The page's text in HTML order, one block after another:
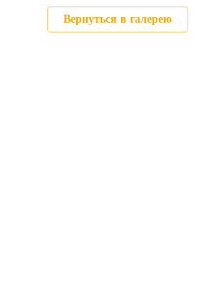
Вернуться в галерею